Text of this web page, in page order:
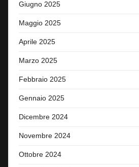
Giugno 2025
Maggio 2025
Aprile 2025
Marzo 2025
Febbraio 2025
Gennaio 2025
Dicembre 2024
Novembre 2024
Ottobre 2024